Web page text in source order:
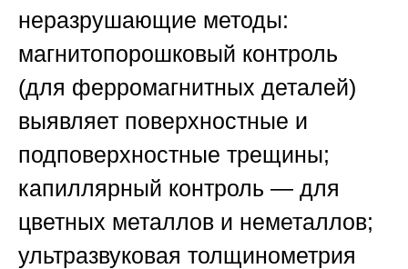
неразрушающие методы:
магнитопорошковый контроль
(для ферромагнитных деталей)
выявляет поверхностные и
подповерхностные трещины;
капиллярный контроль — для
цветных металлов и неметаллов;
ультразвуковая толщинометрия